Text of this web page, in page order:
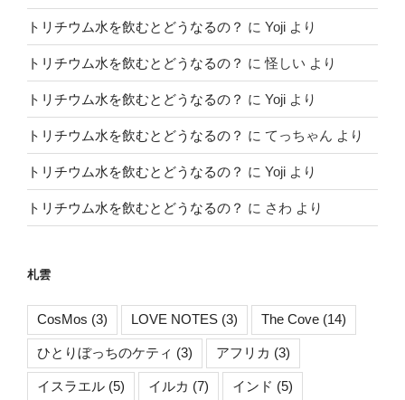
トリチウム水を飲むとどうなるの？ に Yoji より
トリチウム水を飲むとどうなるの？ に怪しい より
トリチウム水を飲むとどうなるの？ に Yoji より
トリチウム水を飲むとどうなるの？ に てっちゃん より
トリチウム水を飲むとどうなるの？ に Yoji より
トリチウム水を飲むとどうなるの？ に さわ より
札雲
CosMos (3) LOVE NOTES (3) The Cove (14)
ひとりぼっちのケティ (3) アフリカ (3)
イスラエル (5) イルカ (7) インド (5)